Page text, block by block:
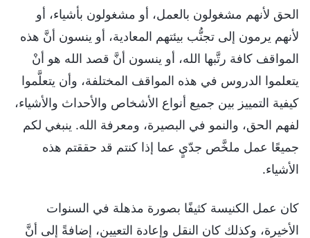
الحق لأنهم مشغولون بالعمل، أو مشغولون بأشياء، أو
لأنهم يرمون إلى تجنُّب بيئتهم المعادية، أو ينسون أنَّ هذه
المواقف كافة رتَّبها الله، أو ينسون أنَّ قصد الله هو أنْ
يتعلموا الدروس في هذه المواقف المختلفة، وأن يتعلَّموا
كيفية التمييز بين جميع أنواع الأشخاص والأحداث والأشياء،
لفهم الحق، والنمو في البصيرة، ومعرفة الله. ينبغي لكم
جميعًا عمل ملخَّص جدّيٍ عما إذا كنتم قد حققتم هذه
الأشياء.
كان عمل الكنيسة كثيفًا بصورة مذهلة في السنوات
الأخيرة، وكذلك كان النقل وإعادة التعيين، إضافةً إلى أنَّ